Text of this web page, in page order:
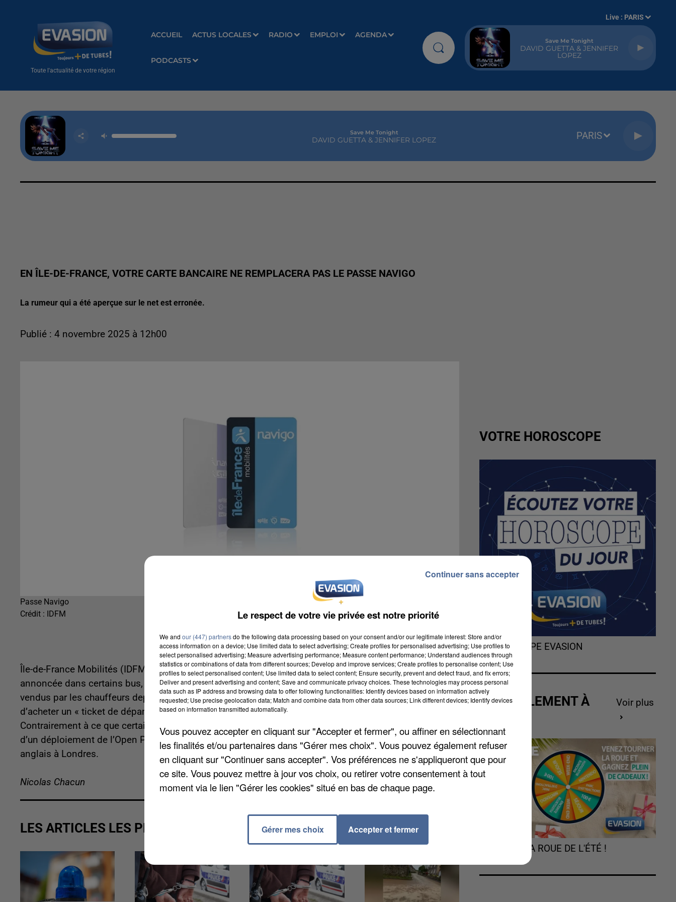
Toute l'actualité de votre région
ACCUEIL ACTUS LOCALES RADIO EMPLOI AGENDA
PODCASTS
Live : PARIS
Save Me Tonight
DAVID GUETTA & JENNIFER
LOPEZ
Save Me Tonight
DAVID GUETTA & JENNIFER LOPEZ PARIS
EN ÎLE-DE-FRANCE, VOTRE CARTE BANCAIRE NE REMPLACERA PAS LE PASSE NAVIGO
La rumeur qui a été aperçue sur le net est erronée.
Publié : 4 novembre 2025 à 12h00
Passe Navigo
Crédit : IDFM
Île-de-France Mobilités (IDFM) a formellement démenti cette idée. La validation sans contact,
annoncée dans certains bus, n’est qu’une mesure de secours liée à la disparition des tickets cartonnés
vendus par les chauffeurs depuis le 1er novembre. Elle permettra aux voyageurs dépourvus de titre
d’acheter un « ticket de dépannage » à 2,50 €, valable uniquement pour un trajet sans correspondance.
Contrairement à ce que certains internautes ont annoncé sur les réseaux sociaux, il ne s’agit donc pas
d’un déploiement de l’Open Payment, qui existe par exemple à Lyon ou Dijon ou chez nos voisins
anglais à Londres.
Nicolas Chacun
LES ARTICLES LES PLUS VUS
VOTRE HOROSCOPE
L'HOROSCOPE EVASION
ACTUELLEMENT À
Voir plus
TOURNEZ LA ROUE DE L'ÉTÉ !
Le respect de votre vie privée est notre priorité
We and our (447) partnersdo the following data processing based on your consent and/or our legitimate interest: Store and/or
access information on a device; Use limited data to select advertising; Create profiles for personalised advertising; Use profiles to
select personalised advertising; Measure advertising performance; Measure content performance; Understand audiences through
statistics or combinations of data from different sources; Develop and improve services; Create profiles to personalise content; Use
profiles to select personalised content; Use limited data to select content; Ensure security, prevent and detect fraud, and fix errors;
Deliver and present advertising and content; Save and communicate privacy choices. These technologies may process personal
data such as IP address and browsing data to offer following functionalities: Identify devices based on information actively
requested; Use precise geolocation data; Match and combine data from other data sources; Link different devices; Identify devices
based on information transmitted automatically.
Vous pouvez accepter en cliquant sur "Accepter et fermer", ou affiner en sélectionnant
les finalités et/ou partenaires dans "Gérer mes choix". Vous pouvez également refuser
en cliquant sur "Continuer sans accepter". Vos préférences ne s'appliqueront que pour
ce site. Vous pouvez mettre à jour vos choix, ou retirer votre consentement à tout
moment via le lien "Gérer les cookies" situé en bas de chaque page.
Gérer mes choix Accepter et fermer
Continuer sans accepter